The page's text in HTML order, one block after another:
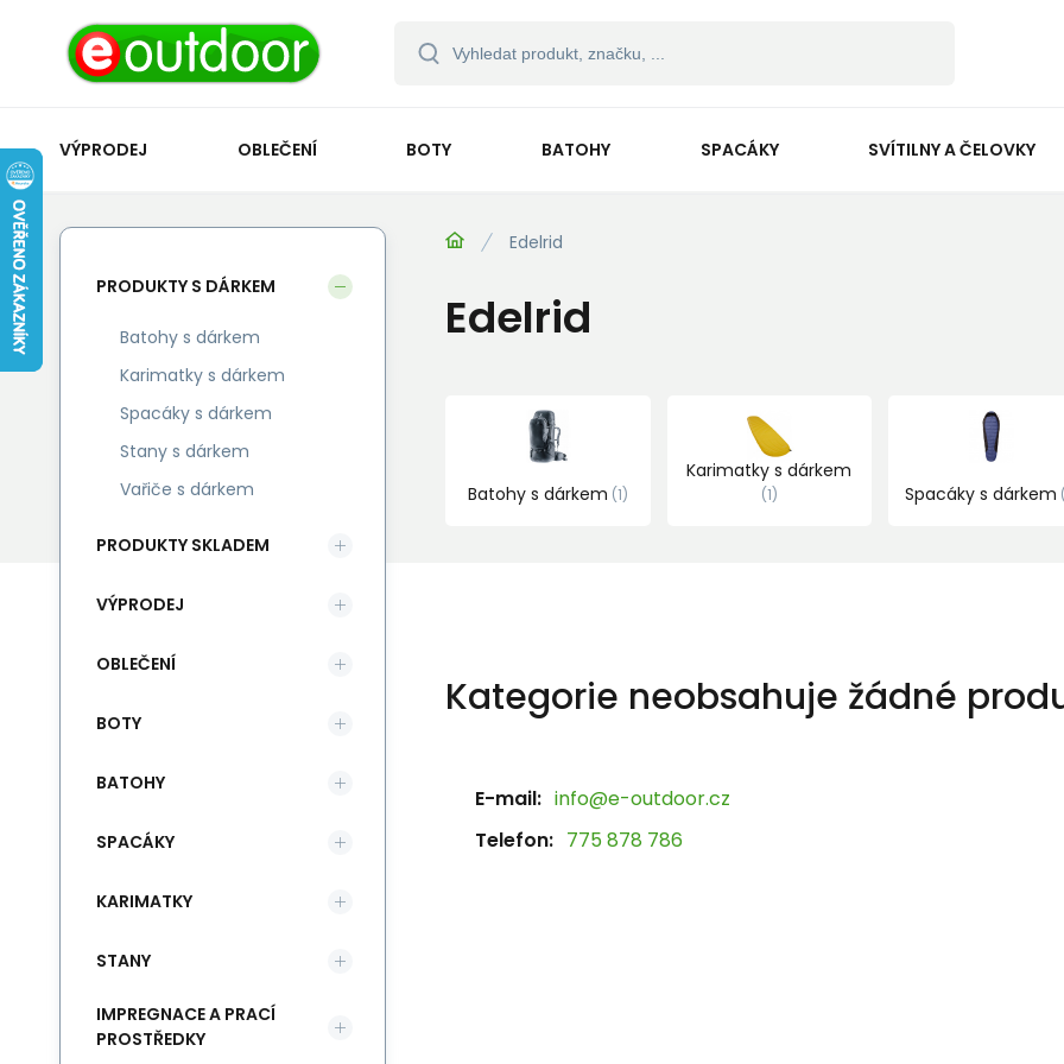
VÝPRODEJ OBLEČENÍ BOTY BATOHY SPACÁKY SVÍTILNY A ČELOVKY
Edelrid
Edelrid
Batohy s dárkem 1
Karimatky s dárkem
1 Spacáky s dárkem
Kategorie neobsahuje žádné
E-mail: info@e-outdoor.cz
Telefon: 775 878 786
PRODUKTY S DÁRKEM
Batohy s dárkem
Karimatky s dárkem
Spacáky s dárkem
Stany s dárkem
Vařiče s dárkem
PRODUKTY SKLADEM
VÝPRODEJ
OBLEČENÍ
BOTY
BATOHY
SPACÁKY
KARIMATKY
STANY
IMPREGNACE A PRACÍ
PROSTŘEDKY